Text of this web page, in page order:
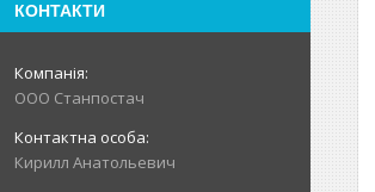
КОНТАКТИ
ООО Станпостач
Кирилл Анатольевич